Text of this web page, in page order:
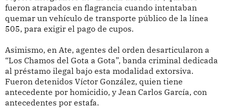
fueron atrapados en flagrancia cuando intentaban
quemar un vehículo de transporte público de la línea
505, para exigir el pago de cupos.
Asimismo, en Ate, agentes del orden desarticularon a
“Los Chamos del Gota a Gota”, banda criminal dedicada
al préstamo ilegal bajo esta modalidad extorsiva.
Fueron detenidos Víctor González, quien tiene
antecedente por homicidio, y Jean Carlos García, con
antecedentes por estafa.